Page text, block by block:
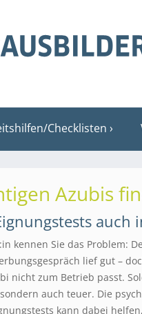
Checklisten
Azubis
auch
kennen Sie das Problem:
lief gut –
nicht zum Betrieb passt.
auch teuer. Die
kann dabei